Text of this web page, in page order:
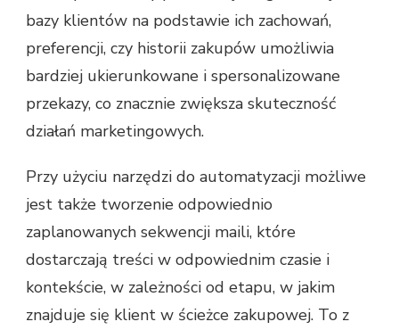
bazy klientów na podstawie ich zachowań,
preferencji, czy historii zakupów umożliwia
bardziej ukierunkowane i spersonalizowane
przekazy, co znacznie zwiększa skuteczność
działań marketingowych.
Przy użyciu narzędzi do automatyzacji możliwe
jest także tworzenie odpowiednio
zaplanowanych sekwencji maili, które
dostarczają treści w odpowiednim czasie i
kontekście, w zależności od etapu, w jakim
znajduje się klient w ścieżce zakupowej. To z